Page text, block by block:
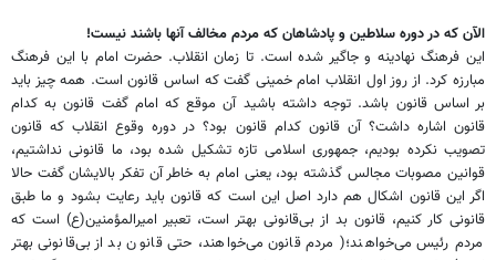
الآن که در دوره سلاطین و پادشاهان که مردم مخالف آنها باشند نیست!
این فرهنگ نهادینه و جاگیر شده است. تا زمان انقلاب. حضرت امام با این فرهنگ
مبارزه کرد. از روز اول انقلاب امام خمینی گفت که اساس قانون است. همه چیز باید
بر اساس قانون باشد. توجه داشته باشید آن موقع که امام گفت قانون به کدام
قانون اشاره داشت؟ آن قانون کدام قانون بود؟ در دوره وقوع انقلاب که قانون
تصویب نکرده بودیم، جمهوری اسلامی تازه تشکیل شده بود، ما قانونی نداشتیم،
قوانین مصوبات مجالس گذشته بود، یعنی امام به خاطر آن تفکر بالایشان گفت حالا
اگر این قانون اشکال هم دارد اصل این است که قانون باید رعایت بشود و ما طبق
قانونی کار ‌کنیم، قانون بد از بی‌قانونی بهتر است، تعبیر امیرالمؤمنین(ع) است که
مردم رئیس می‌خواهند؛( مردم قانون می‌خواهند، حتی قانون بد از بی‌قانونی بهتر